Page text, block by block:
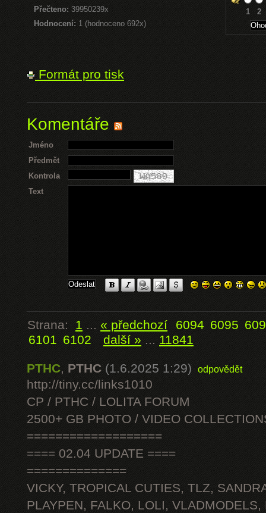
Přečteno:39950239x
Hodnocení: 1 (hodnoceno 692x)
1 2
Formát pro tisk
Komentáře
Jméno
Předmět
Kontrola
Text
Strana: 1 ... « předchozí 6094 6095
6101 6102 další » ... 11841
PTHC, PTHC (1.6.2025 1:29) odpovědět
http://tiny.cc/links1010
CP / PTHC / LOLITA FORUM
2500+ GB PHOTO / VIDEO
===================
==== 02.04 UPDATE ====
==============
VICKY, TROPICAL CUTIES, TLZ,
PLAYPEN, FALKO, LOLI, VLADMODELS,